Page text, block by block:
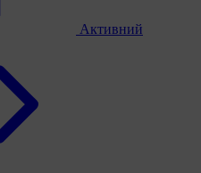
Активний